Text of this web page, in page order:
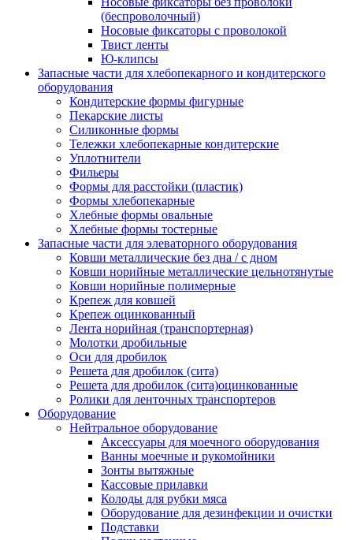
(беспроволочный)
Носовые фиксаторы с проволокой
Твист ленты
Ю-клипсы
Запасные части для хлебопекарного и кондитерского
оборудования
Кондитерские формы фигурные
Пекарские листы
Силиконные формы
Тележки хлебопекарные кондитерские
Уплотнители
Фильеры
Формы для расстойки (пластик)
Формы хлебопекарные
Хлебные формы овальные
Хлебные формы тостерные
Запасные части для элеваторного оборудования
Ковши металлические без дна / с дном
Ковши норийные металлические цельнотянутые
Ковши норийные полимерные
Крепеж для ковшей
Крепеж оцинкованный
Лента норийная (транспортерная)
Молотки дробильные
Оси для дробилок
Решета для дробилок (сита)
Решета для дробилок (сита)оцинкованные
Ролики для ленточных транспортеров
Оборудование
Нейтральное оборудование
Аксессуары для моечного оборудования
Ванны моечные и рукомойники
Зонты вытяжные
Кассовые прилавки
Колоды для рубки мяса
Оборудование для дезинфекции и очистки
Подставки